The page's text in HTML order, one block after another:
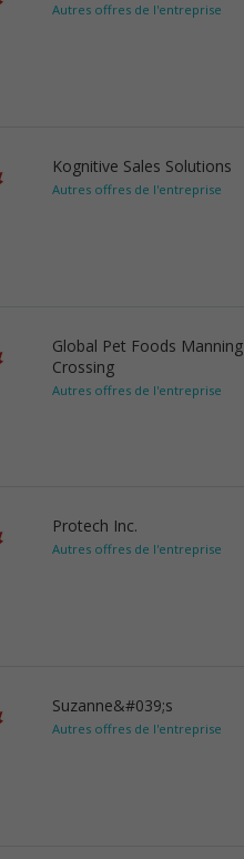
Autres offres de l'entreprise
Kognitive Sales Solutions
Autres offres de l'entreprise
Global Pet Foods Manning
Crossing
Autres offres de l'entreprise
Protech Inc.
Autres offres de l'entreprise
Suzanne&#039;s
Autres offres de l'entreprise